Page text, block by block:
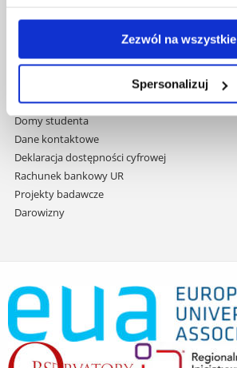
Zezwól na wszystkie
Spersonalizuj
Fundusze strukturalne
Projekty współfinansowane przez UE
Projekty realizowane z KPO
Wynajem sal
Domy studenta
Dane kontaktowe
Deklaracja dostępności cyfrowej
Rachunek bankowy UR
Projekty badawcze
Darowizny